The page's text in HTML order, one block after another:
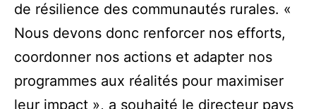
de résilience des communautés rurales. «
Nous devons donc renforcer nos efforts,
coordonner nos actions et adapter nos
programmes aux réalités pour maximiser
leur impact », a souhaité le directeur pays